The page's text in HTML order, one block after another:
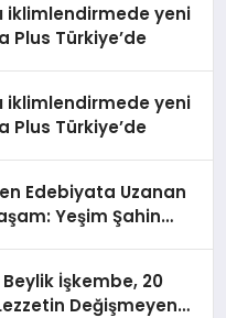
iklimlendirmede yeni
Plus Türkiye’de
iklimlendirmede yeni
Plus Türkiye’de
Edebiyata Uzanan
Yeşim Şahin
İşkembe, 20
Değişmeyen